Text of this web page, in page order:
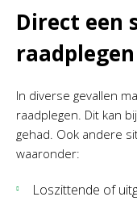
Direct een
raadplegen
In diverse gevallen
raadplegen. Dit kan
gehad. Ook andere
waaronder:
Loszittende of